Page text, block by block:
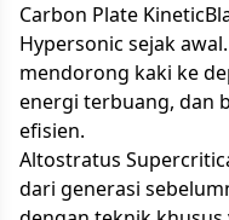
Carbon Plate
Hypersonic sejak
mendorong kaki ke
energi terbuang, dan
efisien.
Altostratus
dari generasi